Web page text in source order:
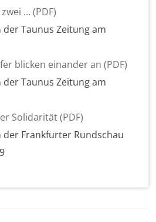
… (PDF)
Taunus Zeitung am
blicken einander an (PDF)
Taunus Zeitung am
Solidarität (PDF)
der Frankfurter Rundschau